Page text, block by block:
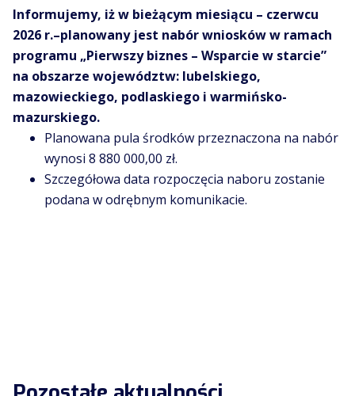
Informujemy, iż w bieżącym miesiącu – czerwcu
2026 r.–planowany jest nabór wniosków w ramach
programu „Pierwszy biznes – Wsparcie w starcie”
na obszarze województw: lubelskiego,
mazowieckiego, podlaskiego i warmińsko-
mazurskiego.
Planowana pula środków przeznaczona na nabór
wynosi 8 880 000,00 zł.
Szczegółowa data rozpoczęcia naboru zostanie
podana w odrębnym komunikacie.